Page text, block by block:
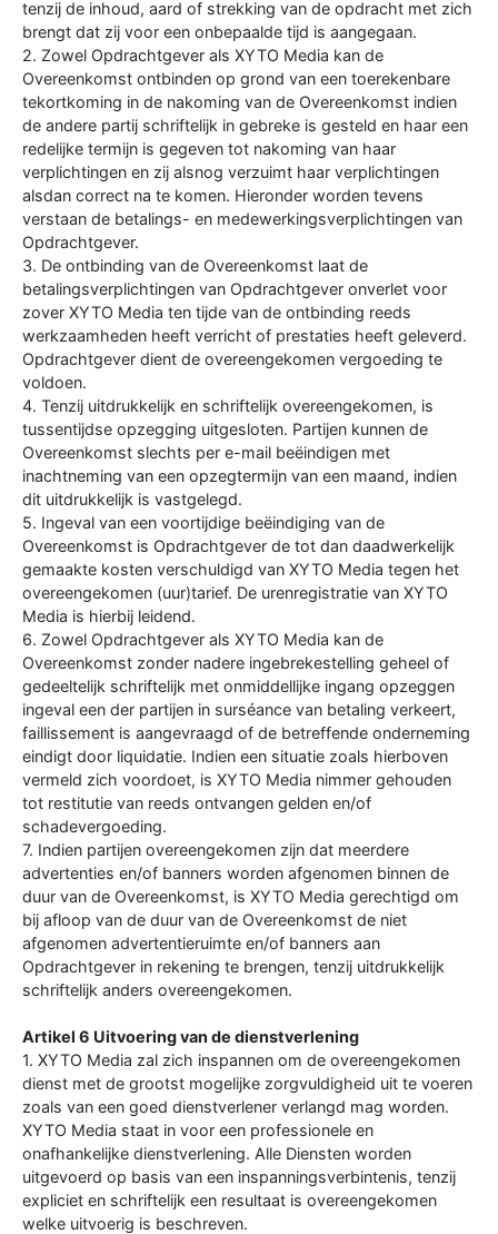
tenzij de inhoud, aard of strekking van de opdracht met zich
brengt dat zij voor een onbepaalde tijd is aangegaan.
2. Zowel Opdrachtgever als XYTO Media kan de
Overeenkomst ontbinden op grond van een toerekenbare
tekortkoming in de nakoming van de Overeenkomst indien
de andere partij schriftelijk in gebreke is gesteld en haar een
redelijke termijn is gegeven tot nakoming van haar
verplichtingen en zij alsnog verzuimt haar verplichtingen
alsdan correct na te komen. Hieronder worden tevens
verstaan de betalings- en medewerkingsverplichtingen van
Opdrachtgever.
3. De ontbinding van de Overeenkomst laat de
betalingsverplichtingen van Opdrachtgever onverlet voor
zover XYTO Media ten tijde van de ontbinding reeds
werkzaamheden heeft verricht of prestaties heeft geleverd.
Opdrachtgever dient de overeengekomen vergoeding te
voldoen.
4. Tenzij uitdrukkelijk en schriftelijk overeengekomen, is
tussentijdse opzegging uitgesloten. Partijen kunnen de
Overeenkomst slechts per e-mail beëindigen met
inachtneming van een opzegtermijn van een maand, indien
dit uitdrukkelijk is vastgelegd.
5. Ingeval van een voortijdige beëindiging van de
Overeenkomst is Opdrachtgever de tot dan daadwerkelijk
gemaakte kosten verschuldigd van XYTO Media tegen het
overeengekomen (uur)tarief. De urenregistratie van XYTO
Media is hierbij leidend.
6. Zowel Opdrachtgever als XYTO Media kan de
Overeenkomst zonder nadere ingebrekestelling geheel of
gedeeltelijk schriftelijk met onmiddellijke ingang opzeggen
ingeval een der partijen in surséance van betaling verkeert,
faillissement is aangevraagd of de betreffende onderneming
eindigt door liquidatie. Indien een situatie zoals hierboven
vermeld zich voordoet, is XYTO Media nimmer gehouden
tot restitutie van reeds ontvangen gelden en/of
schadevergoeding.
7. Indien partijen overeengekomen zijn dat meerdere
advertenties en/of banners worden afgenomen binnen de
duur van de Overeenkomst, is XYTO Media gerechtigd om
bij afloop van de duur van de Overeenkomst de niet
afgenomen advertentieruimte en/of banners aan
Opdrachtgever in rekening te brengen, tenzij uitdrukkelijk
schriftelijk anders overeengekomen.
Artikel 6 Uitvoering van de dienstverlening
1. XYTO Media zal zich inspannen om de overeengekomen
dienst met de grootst mogelijke zorgvuldigheid uit te voeren
zoals van een goed dienstverlener verlangd mag worden.
XYTO Media staat in voor een professionele en
onafhankelijke dienstverlening. Alle Diensten worden
uitgevoerd op basis van een inspanningsverbintenis, tenzij
expliciet en schriftelijk een resultaat is overeengekomen
welke uitvoerig is beschreven.